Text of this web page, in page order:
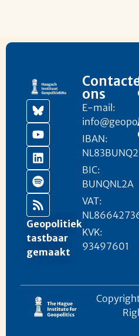
Geopolitiek
tastbaar
gemaakt
ons
E-mail:
IBAN:
BIC:
BUNQNL2A
VAT:
KVK:
93497601